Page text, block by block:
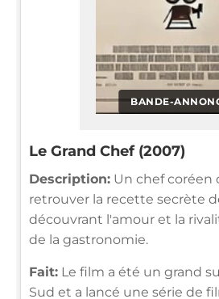
BANDE-
Le Grand Chef (2007)
Description: Un chef coréen
retrouver la recette secrète
découvrant l'amour et la
de la gastronomie.
Fait: Le film a été un grand
Sud et a lancé une série de